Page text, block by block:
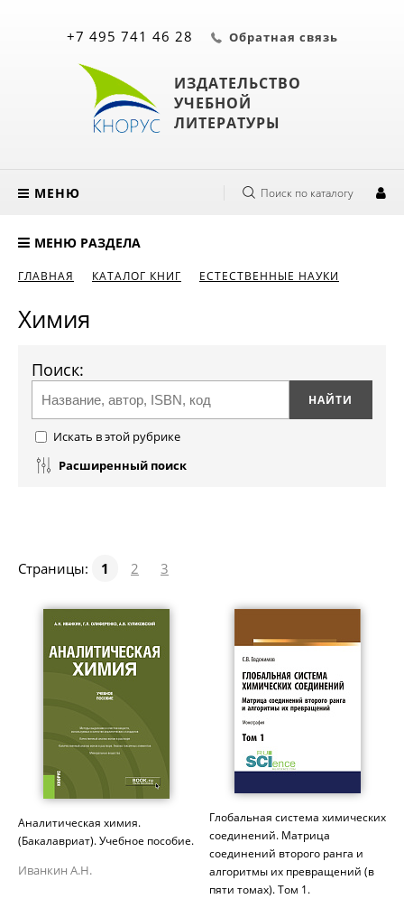
ИЗДАТЕЛЬСТВО
УЧЕБНОЙ
ЛИТЕРАТУРЫ
+7 495 741 46 28 Обратная связь
МЕНЮ Поиск по каталогу
МЕНЮ РАЗДЕЛА
ГЛАВНАЯ КАТАЛОГ КНИГ ЕСТЕСТВЕННЫЕ НАУКИ
Химия
Поиск:
Искать в этой рубрике
Расширенный поиск
Страницы: 1 2 3
Аналитическая химия.
(Бакалавриат). Учебное пособие.
Иванкин А.Н.
Глобальная система химических
соединений. Матрица
соединений второго ранга и
алгоритмы их превращений (в
пяти томах). Том 1.